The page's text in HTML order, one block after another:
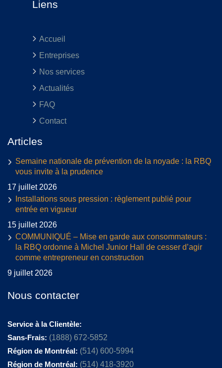
Liens
Accueil
Entreprises
Nos services
Actualités
FAQ
Contact
Articles
Semaine nationale de prévention de la noyade : la RBQ
vous invite à la prudence
17 juillet 2026
Installations sous pression : règlement publié pour
entrée en vigueur
15 juillet 2026
COMMUNIQUÉ – Mise en garde aux consommateurs :
la RBQ ordonne à Michel Junior Hall de cesser d’agir
comme entrepreneur en construction
9 juillet 2026
Nous contacter
Service à la Clientèle:
Sans-Frais: (1888) 672-5852
Région de Montréal: (514) 600-5994
Région de Montréal: (514) 418-3920